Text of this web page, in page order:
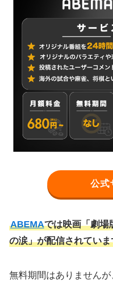
公式
ABEMAでは映画「劇場
の涙」が配信されていま
無料期間はありません